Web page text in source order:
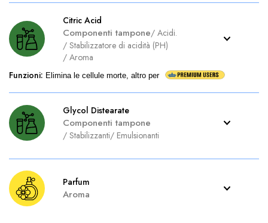
Citric Acid
Componenti tampone/ Acidi.
/ Stabilizzatore di acidità (PH)
/ Aroma
Funzioni: Elimina le cellule morte, altro per
Glycol Distearate
Componenti tampone
/ Stabilizzanti/ Emulsionanti
Parfum
Aroma